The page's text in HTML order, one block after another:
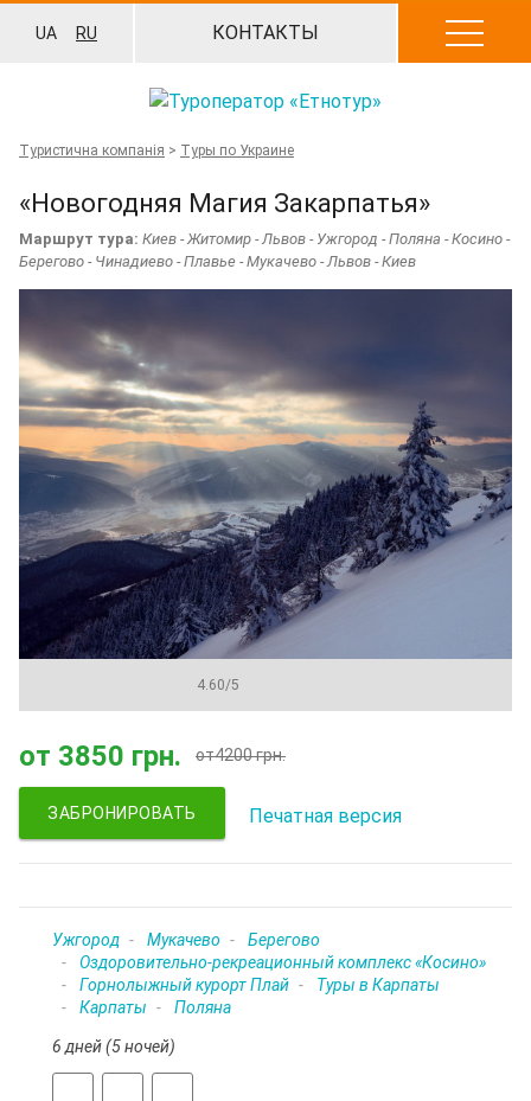
UA RU КОНТАКТЫ
Туристична компанія > Туры по Украине
«Новогодняя Магия Закарпатья»
Маршрут тура: Киев - Житомир - Львов - Ужгород - Поляна - Косино -
Берегово - Чинадиево - Плавье - Мукачево - Львов - Киев
4.60/5
от 3850 грн. от4200 грн.
ЗАБРОНИРОВАТЬ Печатная версия
Ужгород Мукачево
Берегово
Оздоровительно-рекреационный комплекс «Косино»
Горнолыжный курорт Плай
Туры в Карпаты
Карпаты
Поляна
6 дней (5 ночей)